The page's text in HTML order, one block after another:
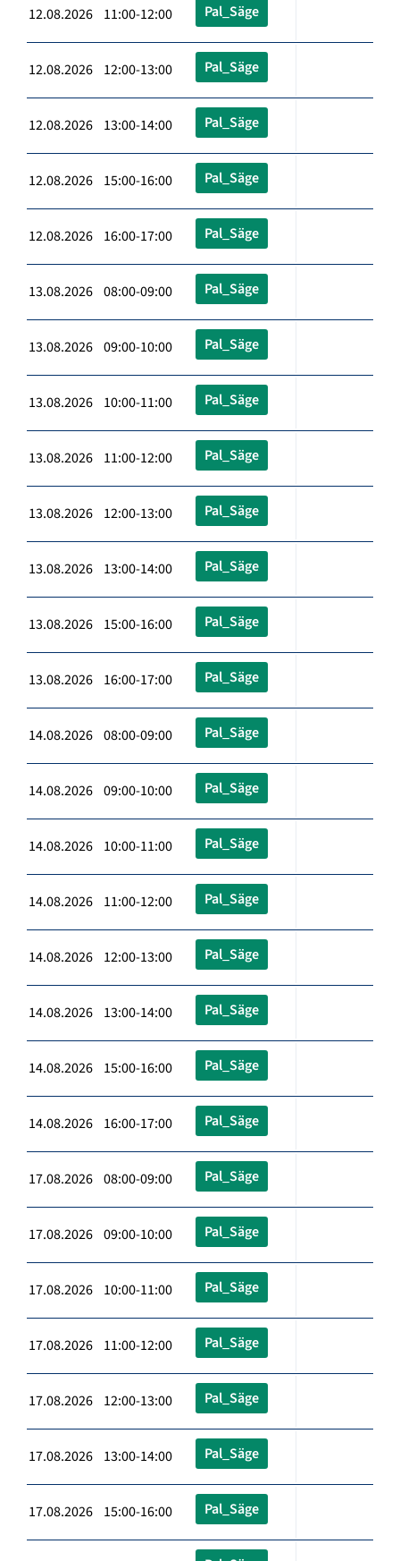
12.08.2026 11:00-12:00 Pal_Säge
12.08.2026 12:00-13:00 Pal_Säge
12.08.2026 13:00-14:00 Pal_Säge
12.08.2026 15:00-16:00 Pal_Säge
12.08.2026 16:00-17:00 Pal_Säge
13.08.2026 08:00-09:00 Pal_Säge
13.08.2026 09:00-10:00 Pal_Säge
13.08.2026 10:00-11:00 Pal_Säge
13.08.2026 11:00-12:00 Pal_Säge
13.08.2026 12:00-13:00 Pal_Säge
13.08.2026 13:00-14:00 Pal_Säge
13.08.2026 15:00-16:00 Pal_Säge
13.08.2026 16:00-17:00 Pal_Säge
14.08.2026 08:00-09:00 Pal_Säge
14.08.2026 09:00-10:00 Pal_Säge
14.08.2026 10:00-11:00 Pal_Säge
14.08.2026 11:00-12:00 Pal_Säge
14.08.2026 12:00-13:00 Pal_Säge
14.08.2026 13:00-14:00 Pal_Säge
14.08.2026 15:00-16:00 Pal_Säge
14.08.2026 16:00-17:00 Pal_Säge
17.08.2026 08:00-09:00 Pal_Säge
17.08.2026 09:00-10:00 Pal_Säge
17.08.2026 10:00-11:00 Pal_Säge
17.08.2026 11:00-12:00 Pal_Säge
17.08.2026 12:00-13:00 Pal_Säge
17.08.2026 13:00-14:00 Pal_Säge
17.08.2026 15:00-16:00 Pal_Säge